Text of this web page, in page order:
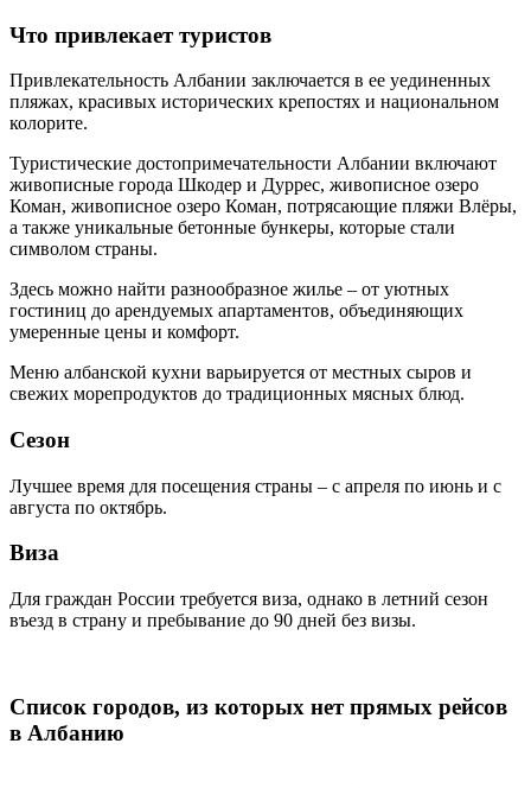
Что привлекает туристов
Привлекательность Албании заключается в ее уединенных
пляжах, красивых исторических крепостях и национальном
колорите.
Туристические достопримечательности Албании включают
живописные города Шкодер и Дуррес, живописное озеро
Коман, живописное озеро Коман, потрясающие пляжи Влёры,
а также уникальные бетонные бункеры, которые стали
символом страны.
Здесь можно найти разнообразное жилье – от уютных
гостиниц до арендуемых апартаментов, объединяющих
умеренные цены и комфорт.
Меню албанской кухни варьируется от местных сыров и
свежих морепродуктов до традиционных мясных блюд.
Сезон
Лучшее время для посещения страны – с апреля по июнь и с
августа по октябрь.
Виза
Для граждан России требуется виза, однако в летний сезон
въезд в страну и пребывание до 90 дней без визы.
Список городов, из которых нет прямых рейсов
в Албанию